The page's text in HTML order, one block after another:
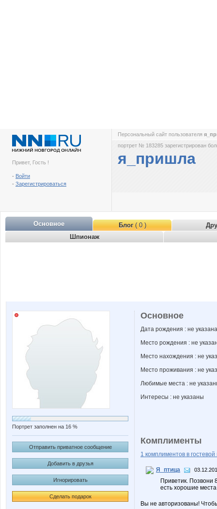
Привет, Гость !
- Войти
- Зарегистрироваться
Персональный сайт пользователя
портрет № 183285 зарегистрирован
я_пришла
Основное Блог( 0 )
Шпионаж
Портрет заполнен на 16 %
Отправить приватное сообщение
Добавить в друзья
Игнорировать
Сделать подарок
Основное
Дата рождения : не указана
Место рождения : не
Место нахождения : не
Место проживания : не
Любимые места : не
Интересы : не указаны
Комплименты
1 комплиментов в гостевой
Я_птица
Приветик. Позвони
есть хорошие
Вы не авторизованы!